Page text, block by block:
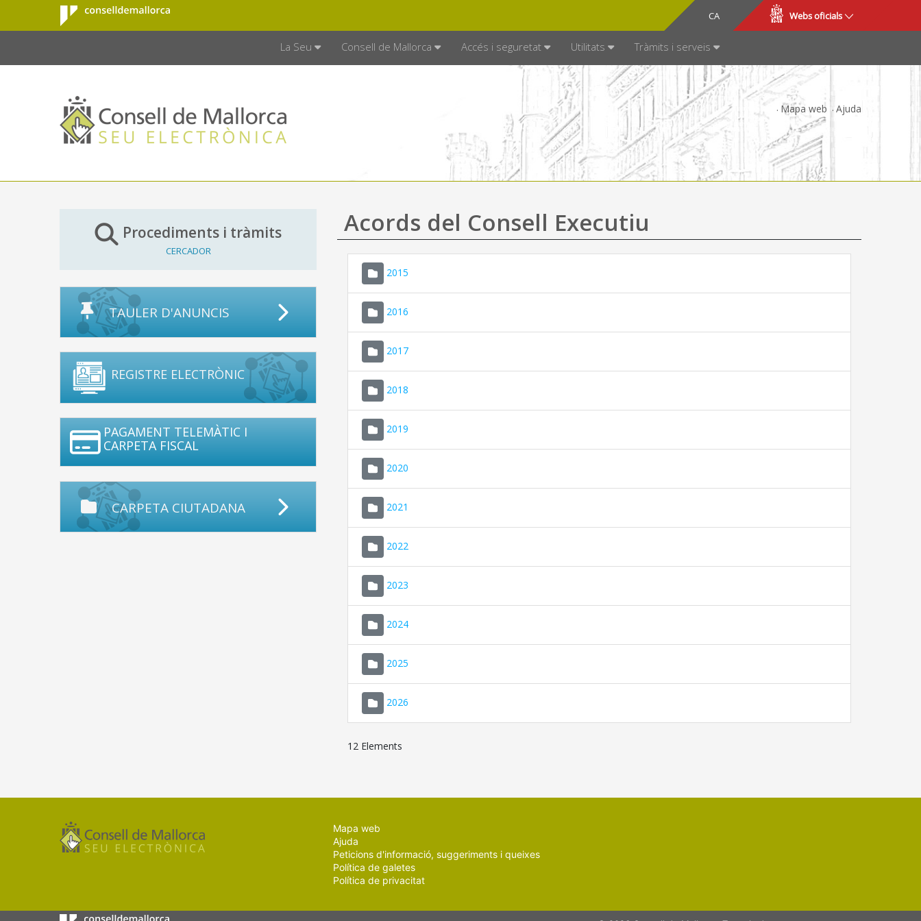
Salta al contingut principal
Consell de
Mallorca
CA
ES Webs oficials
La Seu Consell de Mallorca Accés i seguretat Utilitats Tràmits i serveis
Mapa web Ajuda
Procediments i tràmits
CERCADOR
TAULER D'ANUNCIS
REGISTRE ELECTRÒNIC
PAGAMENT TELEMÀTIC I
CARPETA FISCAL
CARPETA CIUTADANA
Acords del Consell Executiu
2015
2016
2017
2018
2019
2020
2021
2022
2023
2024
2025
2026
12 Elements
Mapa web
Ajuda
Peticions d'informació, suggeriments i queixes
Política de galetes
Política de privacitat